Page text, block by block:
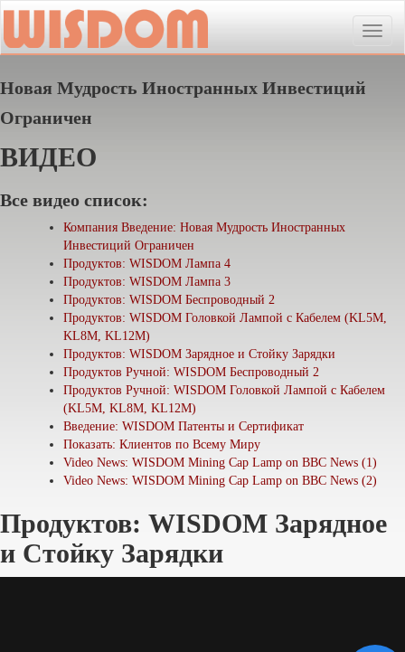
Toggle
Новая Мудрость Иностранных Инвестиций
Ограничен
ВИДЕО
Все видео список:
Компания Введение: Новая Мудрость Иностранных
Инвестиций Ограничен
Продуктов: WISDOM Лампа 4
Продуктов: WISDOM Лампа 3
Продуктов: WISDOM Беспроводный 2
Продуктов: WISDOM Головкой Лампой с Кабелем (KL5M,
KL8M, KL12M)
Продуктов: WISDOM Зарядное и Стойку Зарядки
Продуктов Ручной: WISDOM Беспроводный 2
Продуктов Ручной: WISDOM Головкой Лампой с Кабелем
(KL5M, KL8M, KL12M)
Введение: WISDOM Патенты и Сертификат
Показать: Клиентов по Всему Миру
Video News: WISDOM Mining Cap Lamp on BBC News (1)
Video News: WISDOM Mining Cap Lamp on BBC News (2)
Продуктов: WISDOM Зарядное
и Стойку Зарядки